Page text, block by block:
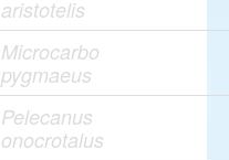
aristotelis
Microcarbo
pygmaeus
Pelecanus
onocrotalus